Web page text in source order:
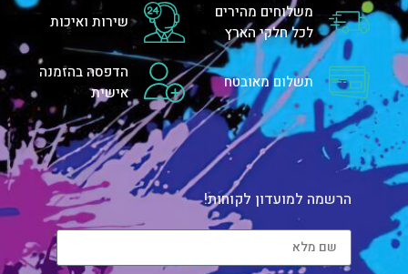
משלוחים מהירים
לכל חלקי הארץ
שירות ואיכות
תשלום מאובטח
הדפסה בהזמנה
אישית
הרשמה למועדון לקוחות!